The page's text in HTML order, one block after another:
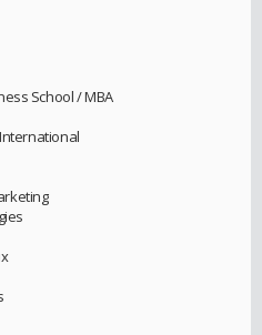
School / MBA